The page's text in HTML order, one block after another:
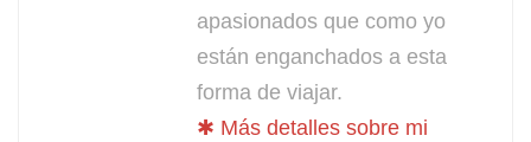
apasionados que como yo
están enganchados a esta
forma de viajar.
✱ Más detalles sobre mi